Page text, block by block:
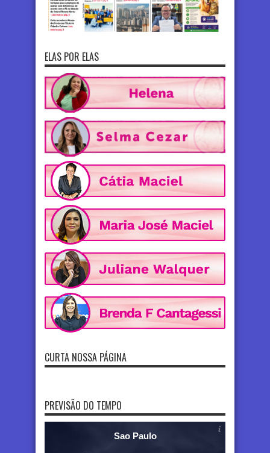
ELAS POR ELAS
CURTA NOSSA PÁGINA
PREVISÃO DO TEMPO
Sao Paulo